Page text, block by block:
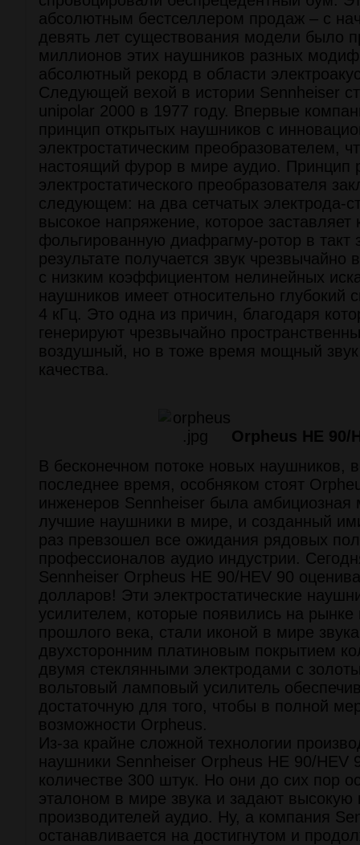
абсолютным бестселлером продаж – с
девять лет существования модели было
миллионов этих наушников разных
абсолютный рекорд в области
Следующей вехой в истории Sennheiser
unipolar 2000 в 1977 году. Впервые
принцип открытых наушников с
электростатическим преобразователем,
настоящий фурор в мире аудио. Принцип
электростатического преобразователя
следующем: на два сетчатых электрода-
высокое напряжение, которое заставляет
фольгированную диафрагму-ротор в такт
результате получается звук чрезвычайно
с низким коэффициентом нелинейных
наушников имеет относительно глубокий
4 кГц. Это одна из причин, благодаря
генерируют чрезвычайно
воздушный, но в тоже время мощный звук
качества.
Orpheus HE 90/
В бесконечном потоке новых наушников,
последнее время, особняком стоят
инженеров Sennheiser была амбициозная
лучшие наушники в мире, и созданный
раз превзошел все ожидания рядовых
профессионалов аудио индустрии.
Sennheiser Orpheus HE 90/HEV 90
долларов! Эти электростатические
усилителем, которые появились на рынке
прошлого века, стали иконой в мире
двухсторонним платиновым покрытием
двумя стеклянными электродами с
вольтовый ламповый усилитель
достаточную для того, чтобы в полной
возможности Orpheus.
Из-за крайне сложной технологии
наушники Sennheiser Orpheus HE 90/
количестве 300 штук. Но они до сих пор
эталоном в мире звука и задают высокую
производителей аудио. Ну, а компания
останавливается на достигнутом и